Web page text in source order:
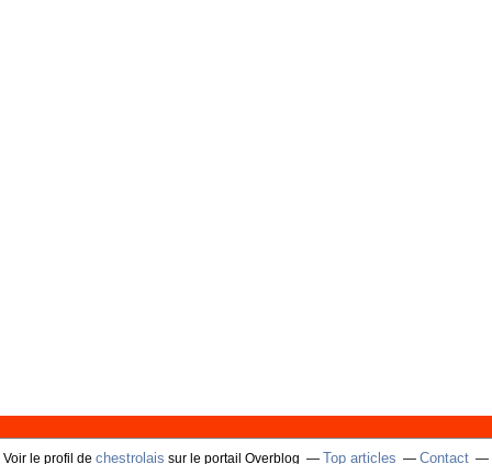
Voir le profil de chestrolais sur le portail Overblog Top articles Contact